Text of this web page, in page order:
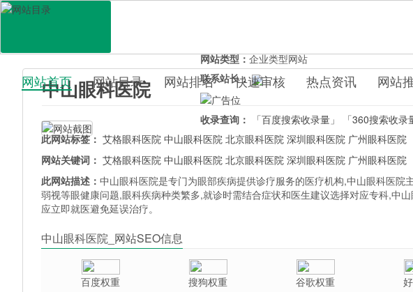
百科目录
网站首页 网站目录 网站排名 快速审核 热点资讯 网站
中山眼科医院
网站类型：企业类型网站
联系站长：
收录查询： 「百度搜索收录量」 「360搜索收录
此网站标签： 艾格眼科医院 中山眼科医院 北京眼科医院 深圳眼科医院 广州眼科医院
网站关键词： 艾格眼科医院 中山眼科医院 北京眼科医院 深圳眼科医院 广州眼科医院
此网站描述：中山眼科医院是专门为眼部疾病提供诊疗服务的医疗机构,中山眼科医
弱视等眼健康问题,眼科疾病种类繁多,就诊时需结合症状和医生建议选择对应专科,中
应立即就医避免延误治疗。
中山眼科医院_网站SEO信息
百度权重 搜狗权重 谷歌权重